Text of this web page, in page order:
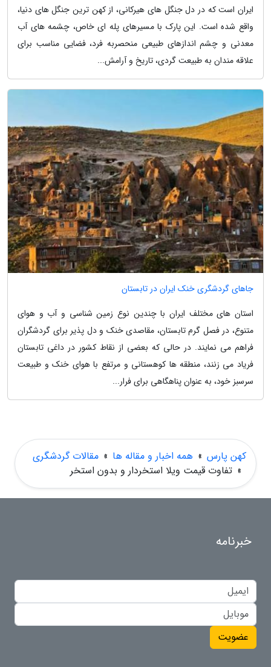
ایران است که در دل جنگل های هیرکانی، از کهن ترین جنگل های دنیا،
واقع شده است. این پارک با مسیرهای پله ای خاص، چشمه های آب
معدنی و چشم اندازهای طبیعی منحصربه فرد، فضایی مناسب برای
علاقه مندان به طبیعت گردی، تاریخ و آرامش...
جاهای گردشگری خنک ایران در تابستان
استان های مختلف ایران با چندین نوع زمین شناسی و آب و هوای
متنوع، در فصل گرم تابستان، مقاصدی خنک و دل پذیر برای گردشگران
فراهم می نمایند. در حالی که بعضی از نقاط کشور در داغی تابستان
فریاد می زنند، منطقه ها کوهستانی و مرتفع با هوای خنک و طبیعت
سرسبز خود، به عنوان پناهگاهی برای فرار...
کهن پارس » همه اخبار و مقاله ها » مقالات گردشگری
» تفاوت قیمت ویلا استخردار و بدون استخر
خبرنامه
عضویت